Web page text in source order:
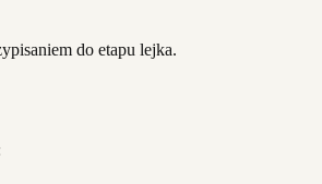
do etapu lejka.